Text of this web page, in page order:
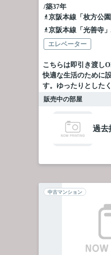
/築37年
京阪本線「 枚方公園
京阪本線「 光善寺
エレベーター
こちらは即引き渡し
快適な生活のために
す。ゆったりとした
販売中の部屋
過去
中古マンション